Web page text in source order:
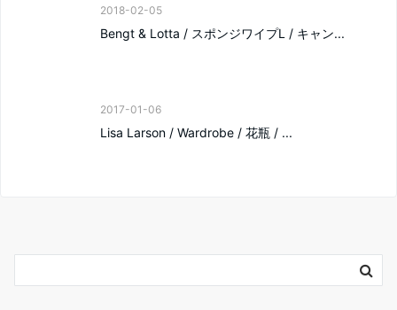
2018-02-05
Bengt & Lotta / スポンジワイプL / キャン...
2017-01-06
Lisa Larson / Wardrobe / 花瓶 / ...